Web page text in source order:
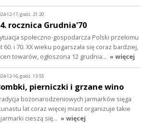
12-17, godz. 21:20
rocznica Grudnia'70
społeczno-gospodarcza Polski przełomu
60. i 70. XX wieku pogarszała się coraz bardziej,
towarów, ogłoszona 12 grudnia… » więcej
12-16, godz. 13:55
pierniczki i grzane wino
bożonarodzeniowych jarmarków sięga
lat coraz więcej miast organizuje takie
cieszą się… » więcej